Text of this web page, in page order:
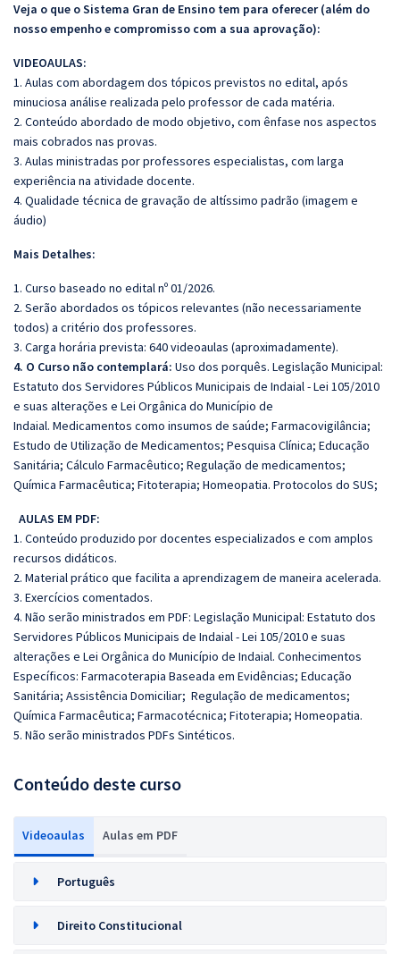
Veja o que o Sistema Gran de Ensino tem para oferecer (além do
nosso empenho e compromisso com a sua aprovação):
VIDEOAULAS:
1. Aulas com abordagem dos tópicos previstos no edital, após
minuciosa análise realizada pelo professor de cada matéria.
2. Conteúdo abordado de modo objetivo, com ênfase nos aspectos
mais cobrados nas provas.
3. Aulas ministradas por professores especialistas, com larga
experiência na atividade docente.
4. Qualidade técnica de gravação de altíssimo padrão (imagem e
áudio)
Mais Detalhes:
1. Curso baseado no edital nº 01/2026.
2. Serão abordados os tópicos relevantes (não necessariamente
todos) a critério dos professores.
3. Carga horária prevista: 640 videoaulas (aproximadamente).
4. O Curso não contemplará: Uso dos porquês. Legislação Municipal:
Estatuto dos Servidores Públicos Municipais de Indaial - Lei 105/2010
e suas alterações e Lei Orgânica do Município de
Indaial. Medicamentos como insumos de saúde; Farmacovigilância;
Estudo de Utilização de Medicamentos; Pesquisa Clínica; Educação
Sanitária; Cálculo Farmacêutico; Regulação de medicamentos;
Química Farmacêutica; Fitoterapia; Homeopatia. Protocolos do SUS;
AULAS EM PDF:
1. Conteúdo produzido por docentes especializados e com amplos
recursos didáticos.
2. Material prático que facilita a aprendizagem de maneira acelerada.
3. Exercícios comentados.
4. Não serão ministrados em PDF: Legislação Municipal: Estatuto dos
Servidores Públicos Municipais de Indaial - Lei 105/2010 e suas
alterações e Lei Orgânica do Município de Indaial. Conhecimentos
Específicos: Farmacoterapia Baseada em Evidências; Educação
Sanitária; Assistência Domiciliar; Regulação de medicamentos;
Química Farmacêutica; Farmacotécnica; Fitoterapia; Homeopatia.
5. Não serão ministrados PDFs Sintéticos.
Conteúdo deste curso
Videoaulas Aulas em PDF
Português
Direito Constitucional